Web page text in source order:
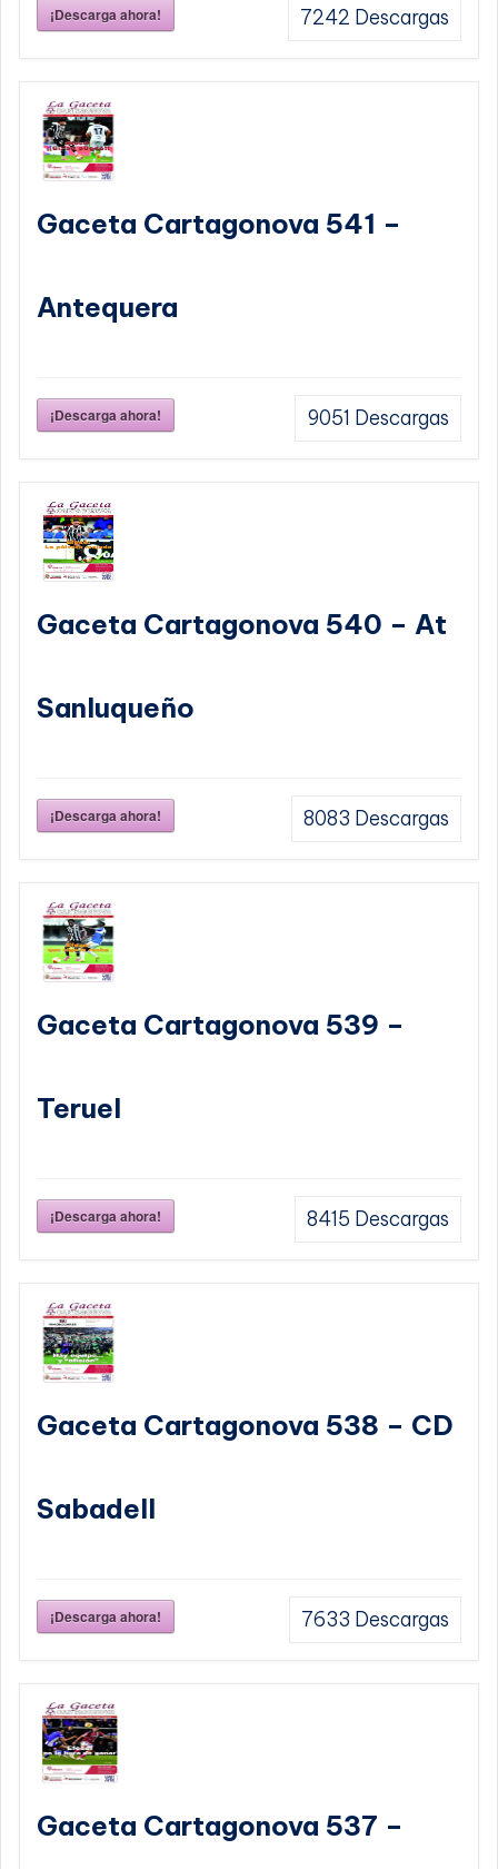
¡Descarga ahora! 7242 Descargas
Gaceta Cartagonova 541 –
Antequera
¡Descarga ahora! 9051 Descargas
Gaceta Cartagonova 540 – At
Sanluqueño
¡Descarga ahora! 8083 Descargas
Gaceta Cartagonova 539 –
Teruel
¡Descarga ahora! 8415 Descargas
Gaceta Cartagonova 538 – CD
Sabadell
¡Descarga ahora! 7633 Descargas
Gaceta Cartagonova 537 –